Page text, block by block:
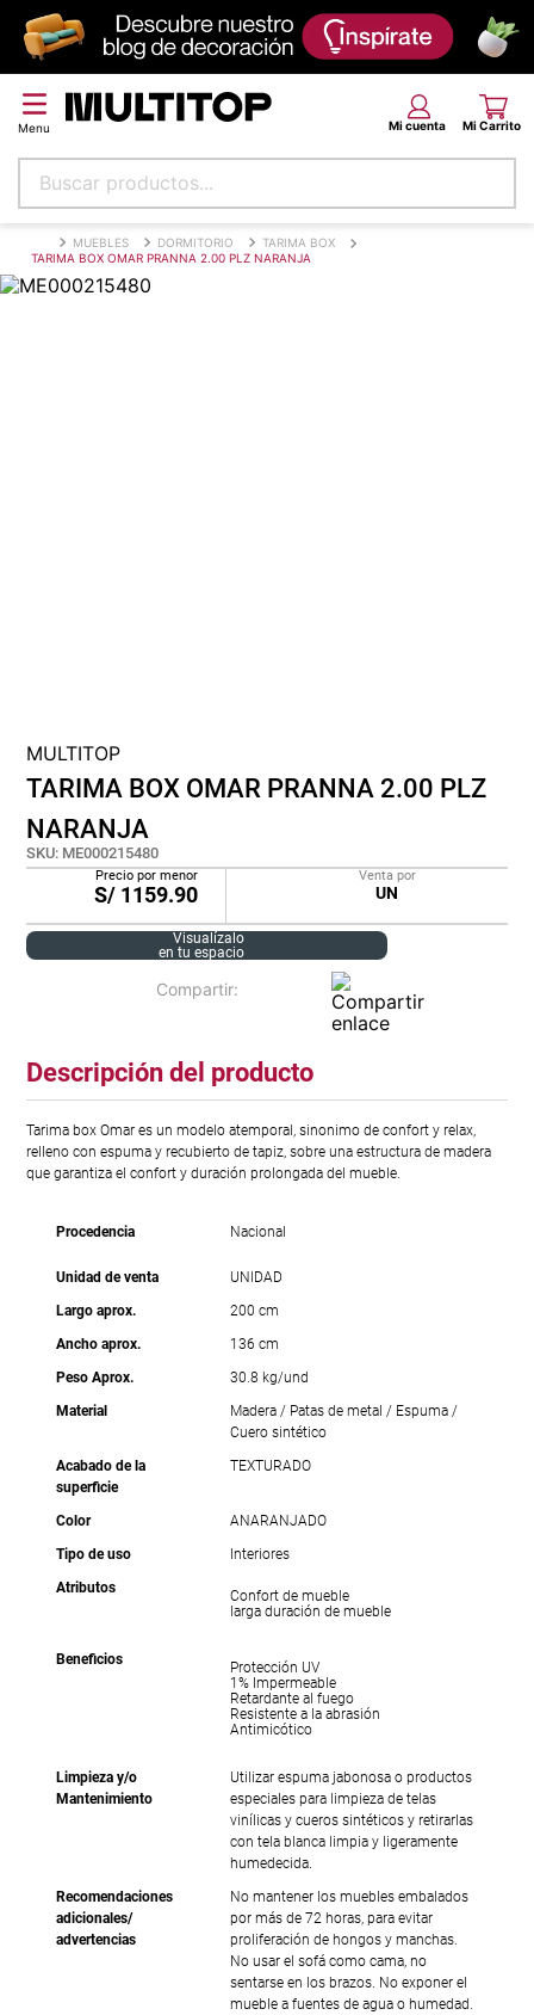
Buscar productos...
MUEBLES DORMITORIO
TARIMA BOX
TARIMA BOX OMAR PRANNA 2.00 PLZ NARANJA
MULTITOP
TARIMA BOX OMAR PRANNA 2.00 PLZ
NARANJA
SKU: ME000215480
Precio por menor
S/ 1159.90
Venta por
UN
Visualízalo
en tu espacio
Descripción del producto
Tarima box Omar es un modelo atemporal, sinonimo de confort y relax,
relleno con espuma y recubierto de tapiz, sobre una estructura de madera
que garantiza el confort y duración prolongada del mueble.
Procedencia Nacional
Unidad de venta
UNIDAD
Largo aprox.
200 cm
Ancho aprox.
136 cm
Peso Aprox.
30.8 kg/und
Material
Madera / Patas de metal / Espuma /
Cuero sintético
Acabado de la
superficie
TEXTURADO
Color
ANARANJADO
Tipo de uso
Interiores
Atributos
Confort de mueble
larga duración de mueble
Beneficios
Protección UV
1% Impermeable
Retardante al fuego
Resistente a la abrasión
Antimicótico
Limpieza y/o
Mantenimiento
Utilizar espuma jabonosa o productos
especiales para limpieza de telas
vinílicas y cueros sintéticos y retirarlas
con tela blanca limpia y ligeramente
humedecida.
Recomendaciones
adicionales/
advertencias
No mantener los muebles embalados
por más de 72 horas, para evitar
proliferación de hongos y manchas.
No usar el sofá como cama, no
sentarse en los brazos. No exponer el
mueble a fuentes de agua o humedad.
Términos más buscados
papel tapiz